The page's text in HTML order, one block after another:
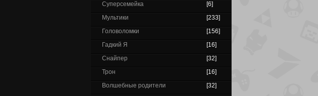
Суперсемейка
[6]
Мультики
[233]
Головоломки
[156]
Гадкий Я
[16]
Снайпер
[32]
Трон
[16]
Волшебные родители
[32]